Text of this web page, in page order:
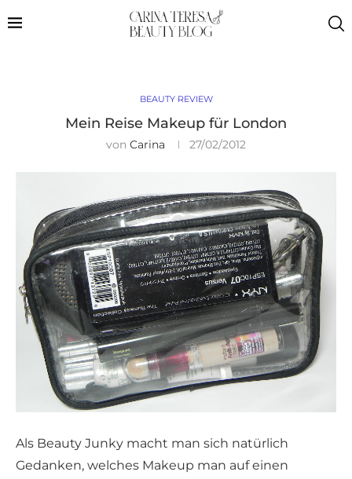
BEAUTY REVIEW
Mein Reise Makeup für London
von Carina 27/02/2012
Als Beauty Junky macht man sich natürlich
Gedanken, welches Makeup man auf einen